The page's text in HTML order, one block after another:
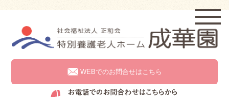
WEBでのお問合せはこちら